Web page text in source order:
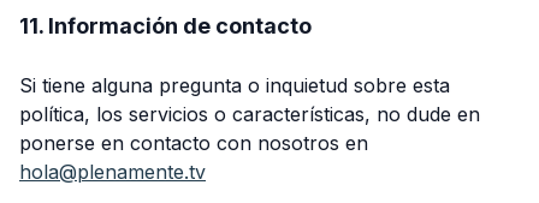
11. Información de contacto
Si tiene alguna pregunta o inquietud sobre esta
política, los servicios o características, no dude en
ponerse en contacto con nosotros en
hola@plenamente.tv